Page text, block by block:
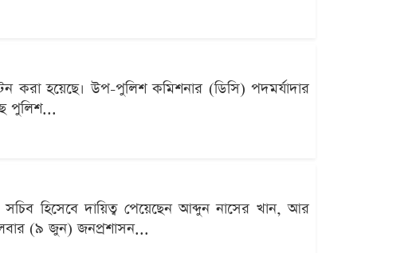
করা হয়েছে। উপ-পুলিশ কমিশনার (ডিসি) পদমর্যাদার
পুলিশ...
সচিব হিসেবে দায়িত্ব পেয়েছেন আব্দুন নাসের খান, আর
(৯ জুন) জনপ্রশাসন...